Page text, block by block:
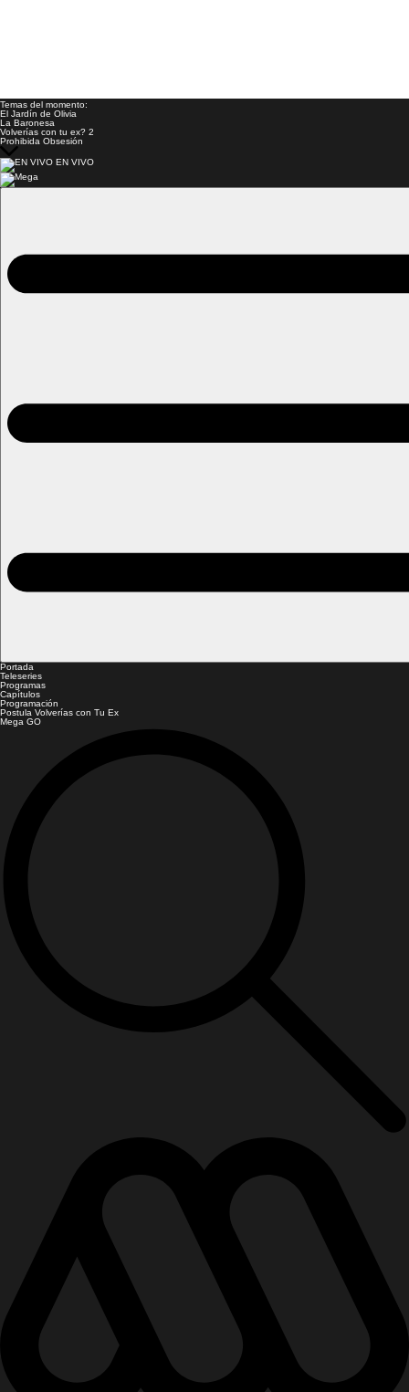
Temas del momento:
El Jardín de Olivia
La Baronesa
Volverías con tu ex? 2
Prohibida Obsesión
EN VIVO
Portada
Teleseries
Programas
Capítulos
Programación
Postula Volverías con Tu Ex
Mega GO